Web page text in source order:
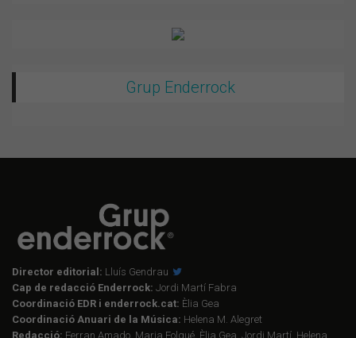
Grup Enderrock
Director editorial: Lluís Gendrau
Cap de redacció Enderrock: Jordi Martí Fabra
Coordinació EDR i enderrock.cat: Èlia Gea
Coordinació Anuari de la Música: Helena M. Alegret
Redacció: Ferran Amado, Maria Folqué, Èlia Gea, Jordi Martí, Helena